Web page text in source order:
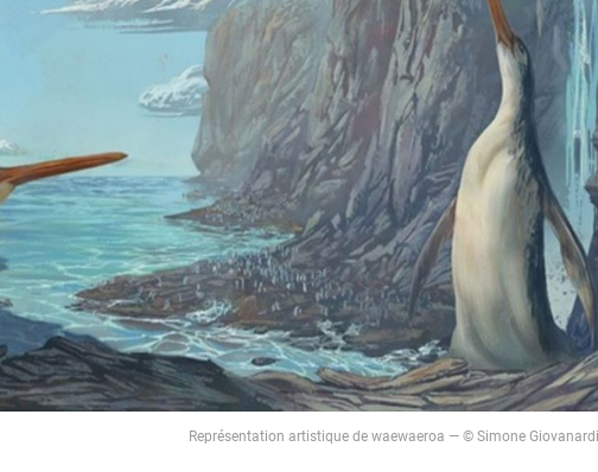
Représentation artistique de waewaeroa — © Simone Giovanardi